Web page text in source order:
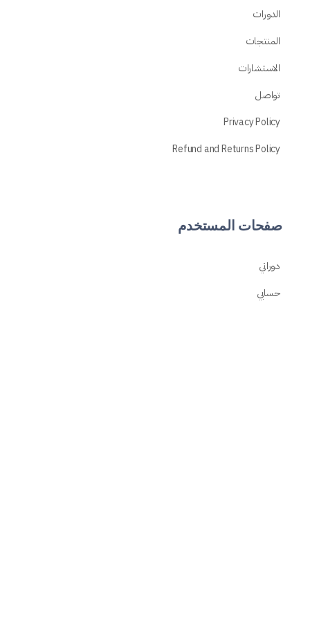
الدورات
المنتجات
الاستشارات
تواصل
Privacy Policy
Refund and Returns Policy
صفحات المستخدم
دوراتي
حسابي